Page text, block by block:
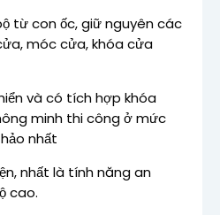
ộ từconốc, giữnguyên các
móc cửa, khóa cửa
ển vàcó tích hợp khóa
ông minh thi côngởmức
ảo nhất
ện, nhất là tính năng an
cao.